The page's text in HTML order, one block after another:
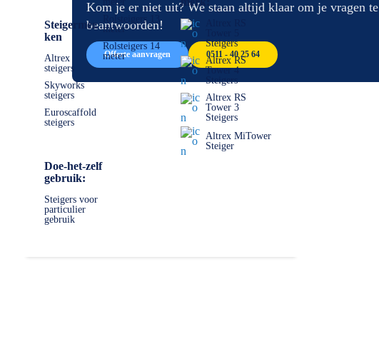
Steigermer
ken
Altrex
steigers
Skyworks
steigers
Euroscaffold
steigers
Doe-het-zelf
gebruik:
Steigers voor
particulier
gebruik
Rolsteigers 13
meter
Rolsteigers 14
meter
Steigers
Altrex RS
Tower 4
Steigers
Altrex RS
Tower 3
Steigers
Altrex MiTower
Steiger
gallerij
Kom je er niet uit? We staan altijd klaar om je vragen te
beantwoorden!
Offerte aanvragen 0511 - 40 25 64